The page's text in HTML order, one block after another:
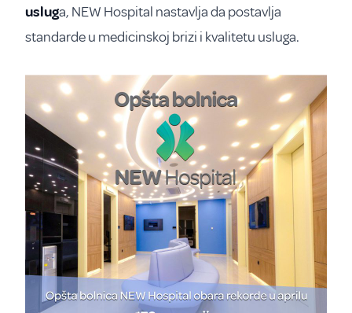
usluga, NEW Hospital nastavlja da postavlja
standarde u medicinskoj brizi i kvalitetu usluga.